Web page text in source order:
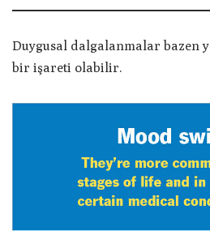
Duygusal dalgalanmalar bazen
bir işareti olabilir.